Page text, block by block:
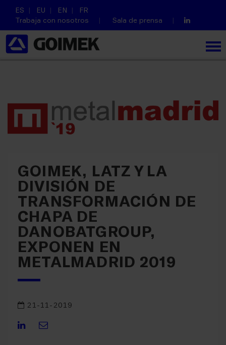
ES EU EN
FR
Trabaja con nosotros
Sala de prensa
GOIMEK, LATZ Y LA
DIVISIÓN DE
TRANSFORMACIÓN DE
CHAPA DE
DANOBATGROUP,
EXPONEN EN
METALMADRID 2019
21-11-2019
CompartirCompartir